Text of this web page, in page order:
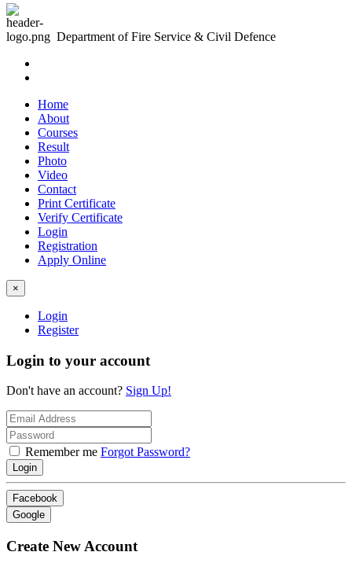
Department of Fire Service & Civil Defence
Home
About
Courses
Result
Photo
Video
Contact
Print Certificate
Verify Certificate
Login
Registration
Apply Online
×
Login
Register
Login to your account
Don't have an account? Sign Up!
Remember me Forgot Password?
Login
Facebook
Google
Create New Account